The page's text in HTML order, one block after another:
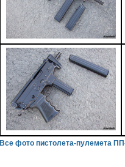
Все фото пистолета-пулемета